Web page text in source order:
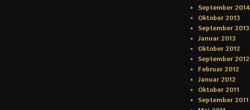
September 2014
Oktober 2013
September 2013
Januar 2013
Oktober 2012
September 2012
Februar 2012
Januar 2012
Oktober 2011
September 2011